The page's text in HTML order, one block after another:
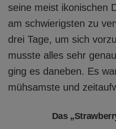
seine meist ikonischen
am schwierigsten zu
drei Tage, um sich
musste alles sehr
ging es daneben. Es
mühsamste und
Das